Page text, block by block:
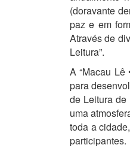
(doravante
paz e em
Através de
Leitura”.
A “Macau
para
de Leitura de
uma
toda a
participantes.